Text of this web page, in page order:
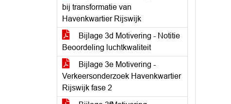
bij transformatie van
Havenkwartier Rijswijk
Bijlage 3d Motivering - Notitie
Beoordeling luchtkwaliteit
Bijlage 3e Motivering -
Verkeersonderzoek Havenkwartier
Rijswijk fase 2